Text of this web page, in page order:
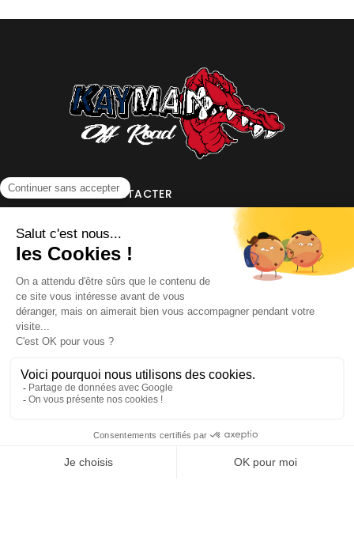
NOUS CONTACTER
INFORMATIONS
NOS PARTENAIRES
HORAIRES D'OUVERTURE
Création site ecommerce : SFIlMentions Légales